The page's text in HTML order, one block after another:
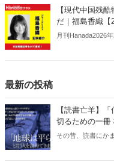
【現代中国残
だ｜福島香織【
月刊Hanada2026
を使って要約・紹
最新の投稿
【読書亡羊】
切るための一冊 松村一志『科学否定論はなぜ人を惹きつけ
るのか』（ち
その昔、読書にか
す四字熟語になっ